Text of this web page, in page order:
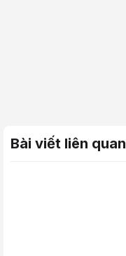
Bài viết liên quan